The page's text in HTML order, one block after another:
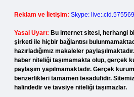
Reklam ve İletişim: Skype:
Yasal Uyarı: Bu internet sitesi, herhangi
şirketi ile hiçbir bağlantısı
hazırladığımız makaleler
haber niteliği taşımamakta olup, gerçek
paylaşım yapılmamaktadır. Gerçek
benzerlikleri tamamen tesadüfidir.
halindedir ve tavsiye niteliği taşımazlar.